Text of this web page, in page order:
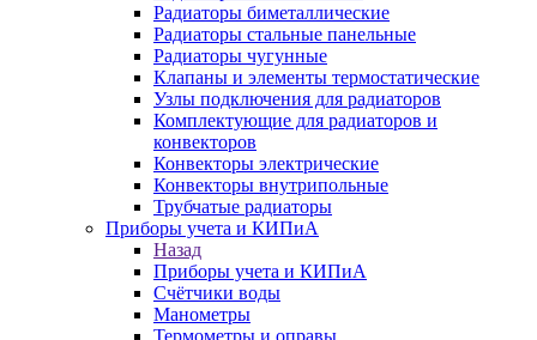
Радиаторы биметаллические
Радиаторы стальные панельные
Радиаторы чугунные
Клапаны и элементы термостатические
Узлы подключения для радиаторов
Комплектующие для радиаторов и
конвекторов
Конвекторы электрические
Конвекторы внутрипольные
Трубчатые радиаторы
Приборы учета и КИПиА
Назад
Приборы учета и КИПиА
Счётчики воды
Манометры
Термометры и оправы